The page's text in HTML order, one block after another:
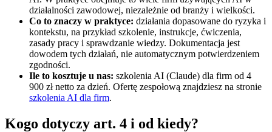
działalności zawodowej, niezależnie od branży i wielkości.
Co to znaczy w praktyce: działania dopasowane do ryzyka i
kontekstu, na przykład szkolenie, instrukcje, ćwiczenia,
zasady pracy i sprawdzanie wiedzy. Dokumentacja jest
dowodem tych działań, nie automatycznym potwierdzeniem
zgodności.
Ile to kosztuje u nas: szkolenia AI (Claude) dla firm od 4
900 zł netto za dzień. Ofertę zespołową znajdziesz na stronie
szkolenia AI dla firm.
Kogo dotyczy art. 4 i od kiedy?